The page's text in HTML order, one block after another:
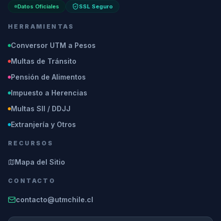
Datos Oficiales SSL Seguro
HERRAMIENTAS
Conversor UTM a Pesos
Multas de Tránsito
Pensión de Alimentos
Impuesto a Herencias
Multas SII / DDJJ
Extranjería y Otros
RECURSOS
Mapa del Sitio
CONTACTO
contacto@utmchile.cl